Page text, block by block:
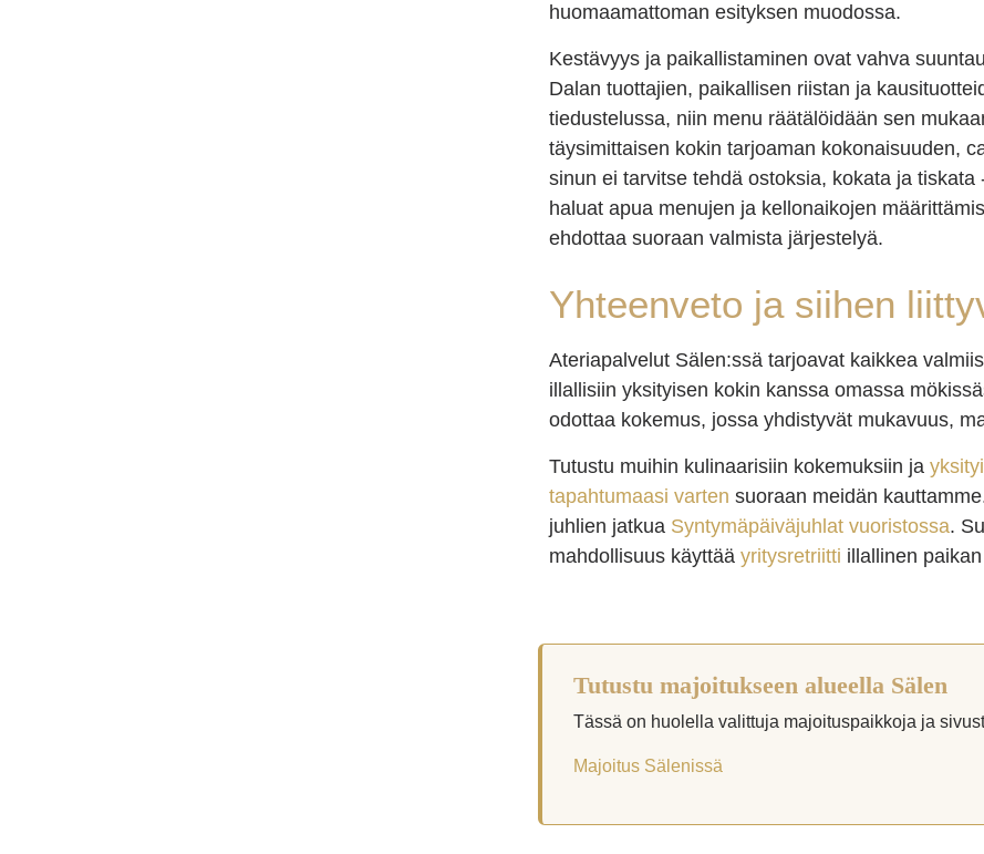
huomaamattoman esityksen muodossa.
Kestävyys ja paikallistaminen ovat vahva
Dalan tuottajien, paikallisen riistan ja
tiedustelussa, niin menu räätälöidään sen
täysimittaisen kokin tarjoaman kokonaisuuden,
sinun ei tarvitse tehdä ostoksia, kokata ja
haluat apua menujen ja kellonaikojen
ehdottaa suoraan valmista järjestelyä.
Yhteenveto ja siihen
Ateriapalvelut Sälen:ssä tarjoavat kaikkea
illallisiin yksityisen kokin kanssa omassa
odottaa kokemus, jossa yhdistyvät mukavuus,
Tutustu muihin kulinaarisiin kokemuksiin ja
tapahtumaasi varten suoraan meidän
juhlien jatkua Syntymäpäiväjuhlat vuoristossa.
mahdollisuus käyttääyritysretriitti illallinen
Tutustu majoitukseen alueella Sälen
Tässä on huolella valittuja majoituspaikkoja ja
Majoitus Sälenissä